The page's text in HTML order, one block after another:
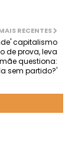
RECENTES
capitalismo
de prova, leva
questiona:
sem partido?'